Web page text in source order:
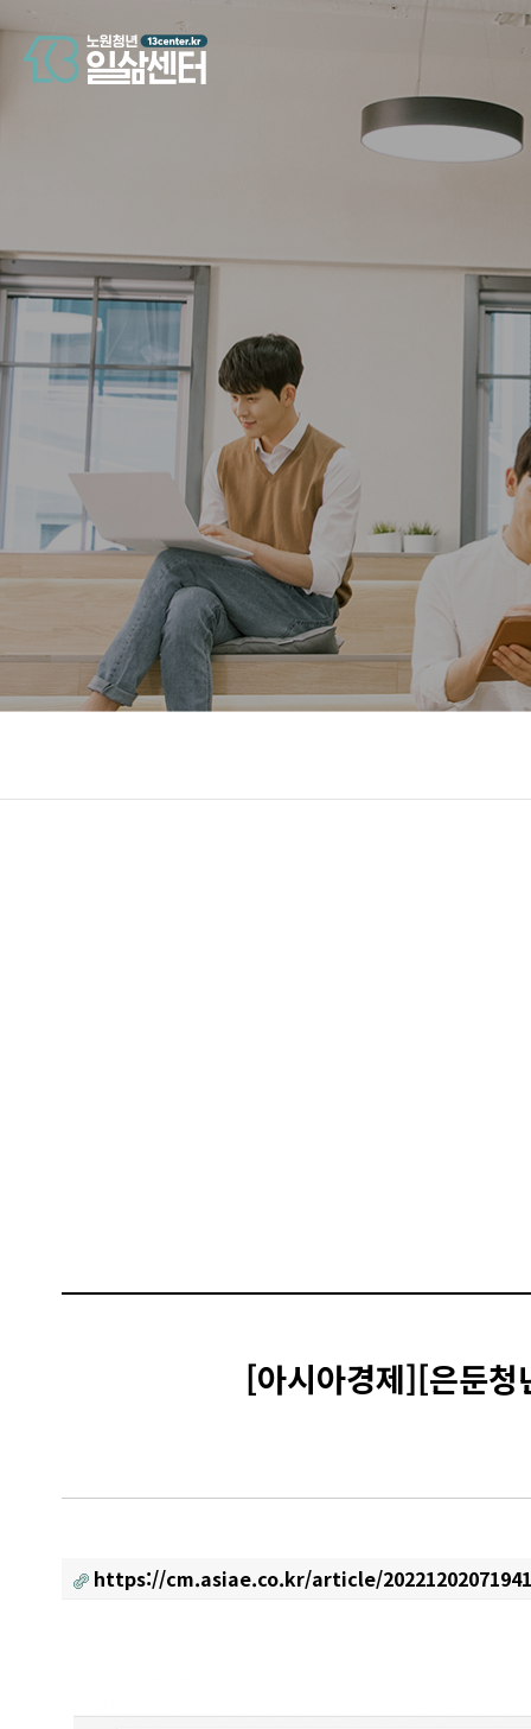
[아시아경제][은둔
https://cm.asiae.co.kr/article/